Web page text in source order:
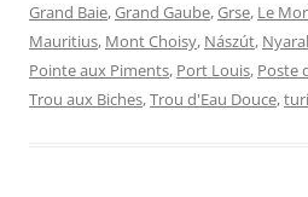
Grand Baie,Grand Gaube,Grse, Le
Mauritius, Mont Choisy, Nászút,
Pointe aux Piments, Port Louis, Poste
Trou aux Biches,Trou d'Eau Douce,